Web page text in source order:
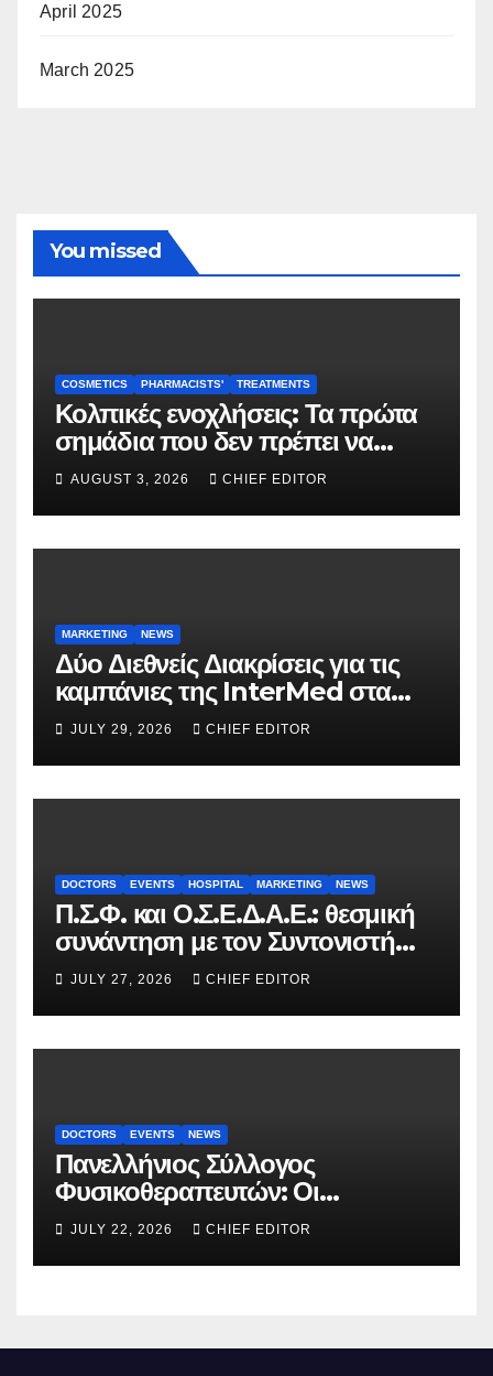
April 2025
March 2025
You missed
COSMETICS PHARMACISTS' TREATMENTS
Κολπικές ενοχλήσεις: Τα πρώτα
σημάδια που δεν πρέπει να
αγνοούνται
AUGUST 3, 2026 CHIEF EDITOR
MARKETING NEWS
Δύο Διεθνείς Διακρίσεις για τις
καμπάνιες της InterMed στα
FOOH Awards 2026
JULY 29, 2026 CHIEF EDITOR
DOCTORS EVENTS HOSPITAL MARKETING NEWS
Π.Σ.Φ. και Ο.Σ.Ε.Δ.Α.Ε.: θεσμική
συνάντηση με τον Συντονιστή
του Γραφείου του
Πρωθυπουργού
JULY 27, 2026 CHIEF EDITOR
DOCTORS EVENTS NEWS
Πανελλήνιος Σύλλογος
Φυσικοθεραπευτών: Οι
προτάσεις προς τον ΕΟΠΥΥ για
τον περιορισμό του clawback
JULY 22, 2026 CHIEF EDITOR